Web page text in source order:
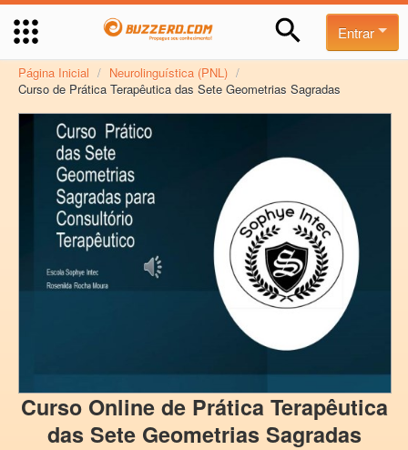
Entrar
Página Inicial / Neurolinguística (PNL) /
Curso de Prática Terapêutica das Sete Geometrias Sagradas
Curso Online de Prática Terapêutica
das Sete Geometrias Sagradas